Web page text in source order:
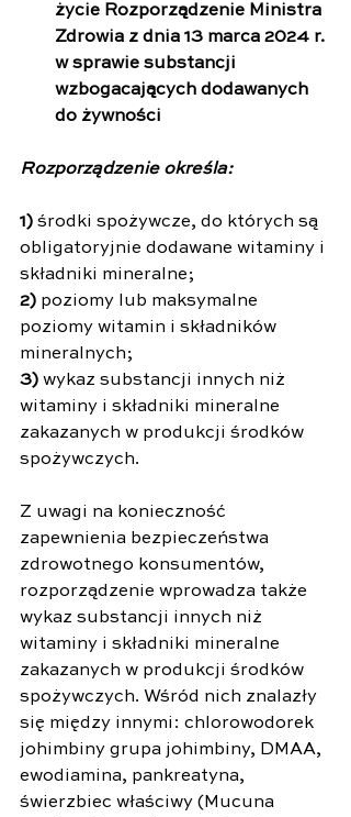
życie Rozporządzenie Ministra
Zdrowia z dnia 13 marca 2024 r.
w sprawie substancji
wzbogacających dodawanych
do żywności
Rozporządzenie określa:
1) środki spożywcze, do których są
obligatoryjnie dodawane witaminy i
składniki mineralne;
2) poziomy lub maksymalne
poziomy witamin i składników
mineralnych;
3) wykaz substancji innych niż
witaminy i składniki mineralne
zakazanych w produkcji środków
spożywczych.
Z uwagi na konieczność
zapewnienia bezpieczeństwa
zdrowotnego konsumentów,
rozporządzenie wprowadza także
wykaz substancji innych niż
witaminy i składniki mineralne
zakazanych w produkcji środków
spożywczych. Wśród nich znalazły
się między innymi: chlorowodorek
johimbiny grupa johimbiny, DMAA,
ewodiamina, pankreatyna,
świerzbiec właściwy (Mucuna